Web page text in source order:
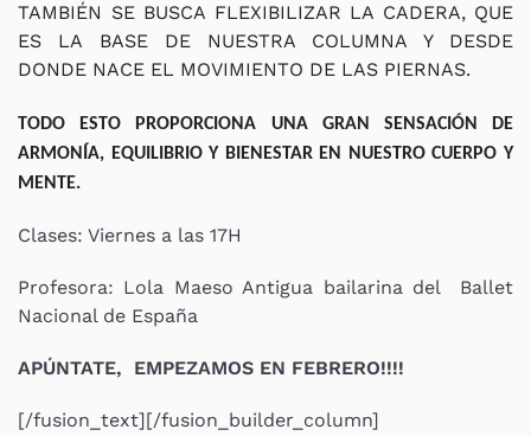
TAMBIÉN SE BUSCA FLEXIBILIZAR LA CADERA, QUE
ES LA BASE DE NUESTRA COLUMNA Y DESDE
DONDE NACE EL MOVIMIENTO DE LAS PIERNAS.
TODO ESTO PROPORCIONA UNA GRAN SENSACIÓN DE
ARMONÍA, EQUILIBRIO Y BIENESTAR EN NUESTRO CUERPO Y
MENTE.
Clases: Viernes a las 17H
Profesora: Lola Maeso Antigua bailarina del Ballet
Nacional de España
APÚNTATE, EMPEZAMOS EN FEBRERO!!!!
[/fusion_text][/fusion_builder_column]